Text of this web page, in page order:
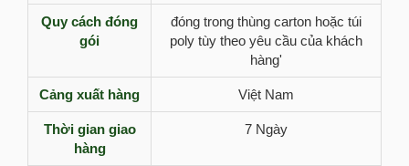
Quy cách đóng
gói
đóng trong thùng carton hoặc túi
poly tùy theo yêu cầu của khách
hàng'
Cảng xuất hàng Việt Nam
Thời gian giao
hàng
7 Ngày